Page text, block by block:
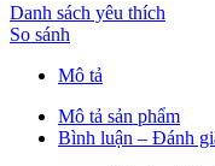
Danh sách yêu thích
So sánh
Mô tả
Mô tả sản phẩm
Bình luận – Đánh